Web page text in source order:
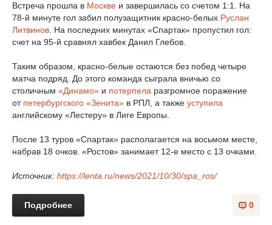
Встреча прошла в Москве и завершилась со счетом 1:1. На
78-й минуте гол забил полузащитник красно-белых Руслан
Литвинов . На последних минутах «Спартак» пропустил гол:
счет на 95-й сравнял хавбек Данил Глебов.
Таким образом, красно-белые остаются без побед четыре
матча подряд. До этого команда сыграла вничью со
столичным «Динамо» и потерпела разгромное поражение
от петербургского «Зенита» в РПЛ, а также уступила
английскому «Лестеру» в Лиге Европы.
После 13 туров «Спартак» располагается на восьмом месте,
набрав 18 очков. «Ростов» занимает 12-е место с 13 очками.
Источник: https://lenta.ru/news/2021/10/30/spa_ros/
0
Подробнее